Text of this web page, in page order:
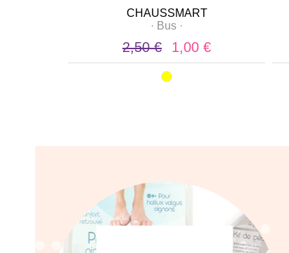
CHAUSSMART
· Bus ·
2,50 € 1,00 €